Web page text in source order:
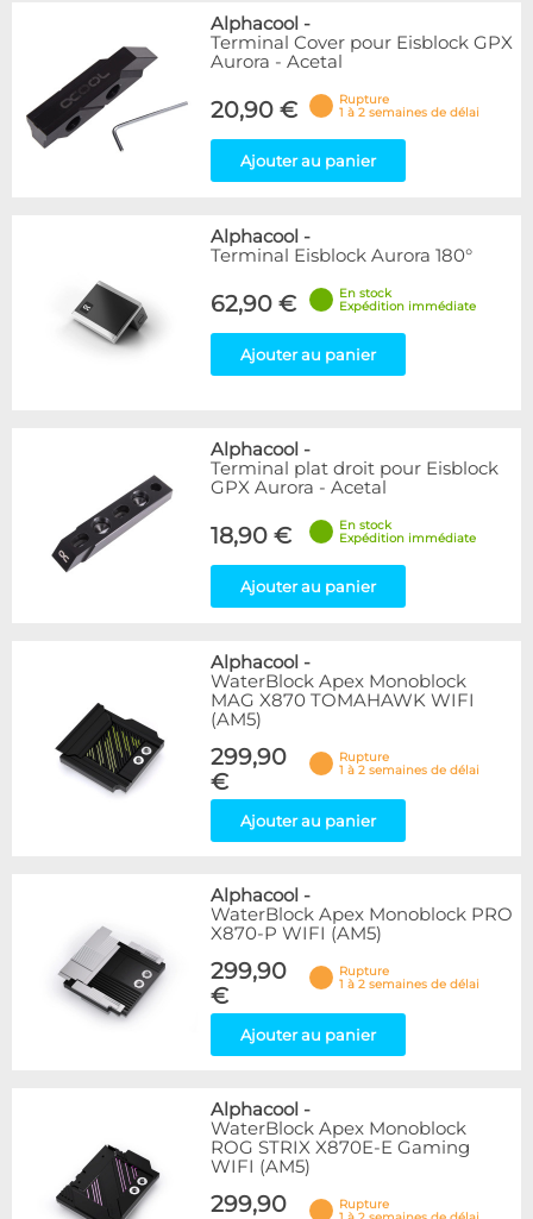
Alphacool -
Terminal Cover pour Eisblock GPX
Aurora - Acetal
20,90 €
Rupture
1 à 2 semaines de délai
Ajouter au panier
Alphacool -
Terminal Eisblock Aurora 180°
62,90 €
En stock
Expédition immédiate
Ajouter au panier
Alphacool -
Terminal plat droit pour Eisblock
GPX Aurora - Acetal
18,90 €
En stock
Expédition immédiate
Ajouter au panier
Alphacool -
WaterBlock Apex Monoblock
MAG X870 TOMAHAWK WIFI
(AM5)
299,90
€
Rupture
1 à 2 semaines de délai
Ajouter au panier
Alphacool -
WaterBlock Apex Monoblock PRO
X870-P WIFI (AM5)
299,90
€
Rupture
1 à 2 semaines de délai
Ajouter au panier
Alphacool -
WaterBlock Apex Monoblock
ROG STRIX X870E-E Gaming
WIFI (AM5)
299,90
Rupture